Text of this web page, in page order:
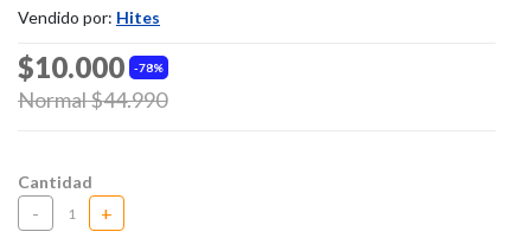
Vendido por: Hites
78%
$10.000
Price reduced from
Normal $44.990to
Cantidad
- +